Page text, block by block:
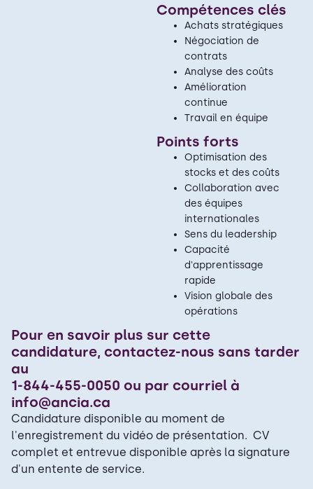
Compétences clés
Achats stratégiques
Négociation de
contrats
Analyse des coûts
Amélioration
continue
Travail en équipe
Points forts
Optimisation des
stocks et des coûts
Collaboration avec
des équipes
internationales
Sens du leadership
Capacité
d'apprentissage
rapide
Vision globale des
opérations
Pour en savoir plus sur cette
candidature, contactez-nous sans tarder
au
1-844-455-0050 ou par courriel à
info@ancia.ca
Candidature disponible au moment de
l'enregistrement du vidéo de présentation. CV
complet et entrevue disponible après la signature
d'un entente de service.